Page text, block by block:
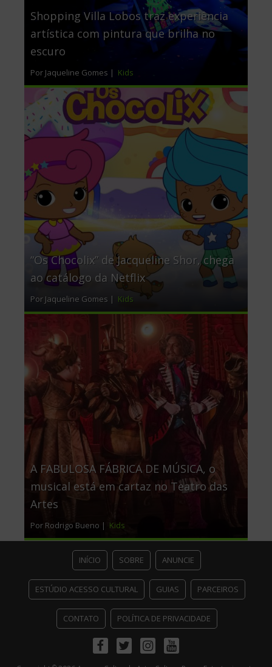
Shopping Villa Lobos traz experiência
artística com pintura que brilha no
escuro
Por Jaqueline Gomes | Kids
“Os Chocolix” de Jacqueline Shor, chega
ao catálogo da Netflix
Por Jaqueline Gomes | Kids
A FABULOSA FÁBRICA DE MÚSICA, o
musical está em cartaz no Teatro das
Artes
Por Rodrigo Bueno | Kids
INÍCIO SOBRE ANUNCIE
ESTÚDIO ACESSO CULTURAL GUIAS PARCEIROS
CONTATO POLÍTICA DE PRIVACIDADE
FacebookTwitterInstagramYoutube